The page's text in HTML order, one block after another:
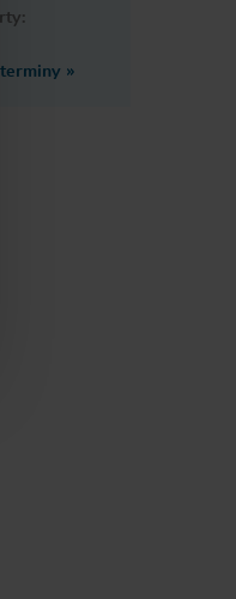
terminy »